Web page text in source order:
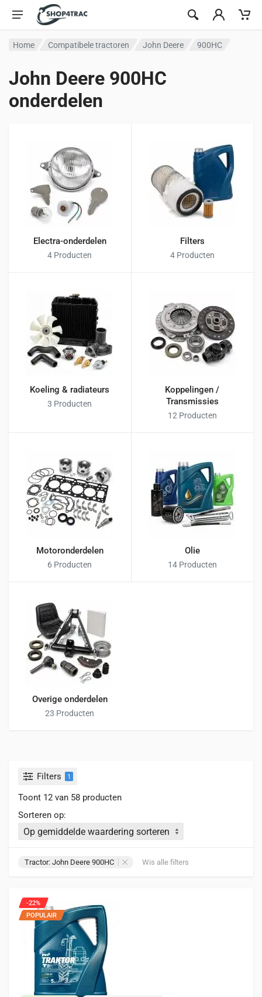
Ga naar inhoud
Home Compatibele tractoren John Deere 900HC
John Deere 900HC
onderdelen
Electra-onderdelen
4 Producten
Filters
4 Producten
Koeling & radiateurs
3 Producten
Koppelingen /
Transmissies
12 Producten
Motoronderdelen
6 Producten
Olie
14 Producten
Overige onderdelen
23 Producten
Filters 1
Toont 12 van 58 producten
Sorteren op:
Tractor: John Deere 900HC Wis alle filters
-22%
POPULAIR